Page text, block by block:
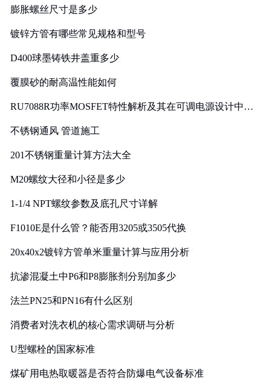
膨胀螺丝尺寸是多少
镀锌方管有哪些常见规格和型号
D400球墨铸铁井盖重多少
覆膜砂的耐高温性能如何
RU7088R功率MOSFET特性解析及其在可调电源设计中的
不锈钢通风 管道施工
201不锈钢重量计算方法大全
M20螺纹大径和小径是多少
1-1/4 NPT螺纹参数及底孔尺寸详解
F1010E是什么管？能否用3205或3505代换
20x40x2镀锌方管单米重量计算与应用分析
抗渗混凝土中P6和P8膨胀剂分别加多少
法兰PN25和PN16有什么区别
消费者对洗衣机的核心需求调研与分析
U型螺栓的国家标准
煤矿用电热取暖器是否符合防爆电气设备标准